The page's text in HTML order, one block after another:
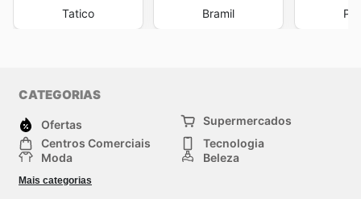
Tatico Bramil
CATEGORIAS
Ofertas
Supermercados
Centros Comerciais
Tecnologia
Moda
Beleza
Construção e jardinagem
Mais categorias